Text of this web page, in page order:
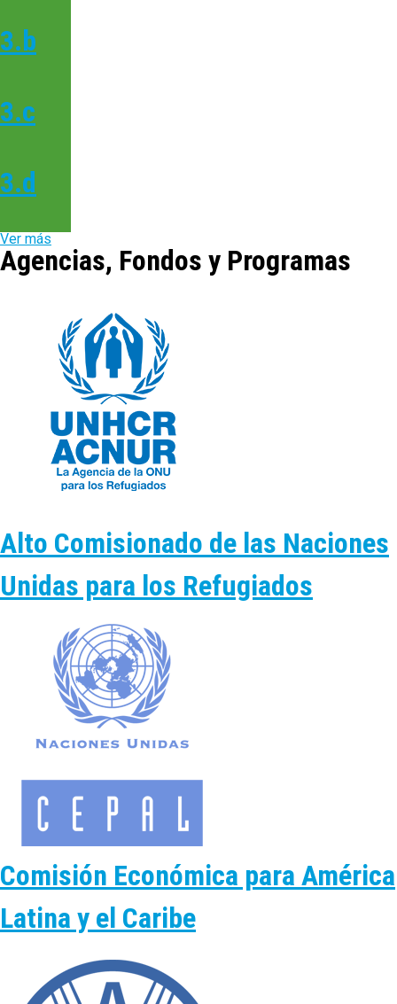
3.b
3.c
3.d
Ver más
Agencias, Fondos y Programas
Alto Comisionado de las Naciones
Unidas para los Refugiados
Comisión Económica para América
Latina y el Caribe